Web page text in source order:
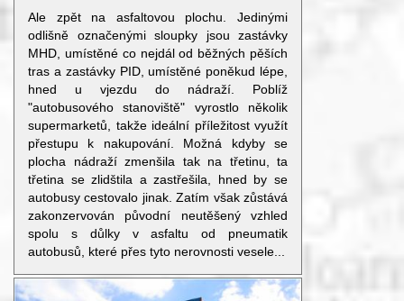
Ale zpět na asfaltovou plochu. Jedinými
odlišně označenými sloupky jsou zastávky
MHD, umístěné co nejdál od běžných pěších
tras a zastávky PID, umístěné poněkud lépe,
hned u vjezdu do nádraží. Poblíž
"autobusového stanoviště" vyrostlo několik
supermarketů, takže ideální příležitost využít
přestupu k nakupování. Možná kdyby se
plocha nádraží zmenšila tak na třetinu, ta
třetina se zlidštila a zastřešila, hned by se
autobusy cestovalo jinak. Zatím však zůstává
zakonzervován původní neutěšený vzhled
spolu s důlky v asfaltu od pneumatik
autobusů, které přes tyto nerovnosti vesele...